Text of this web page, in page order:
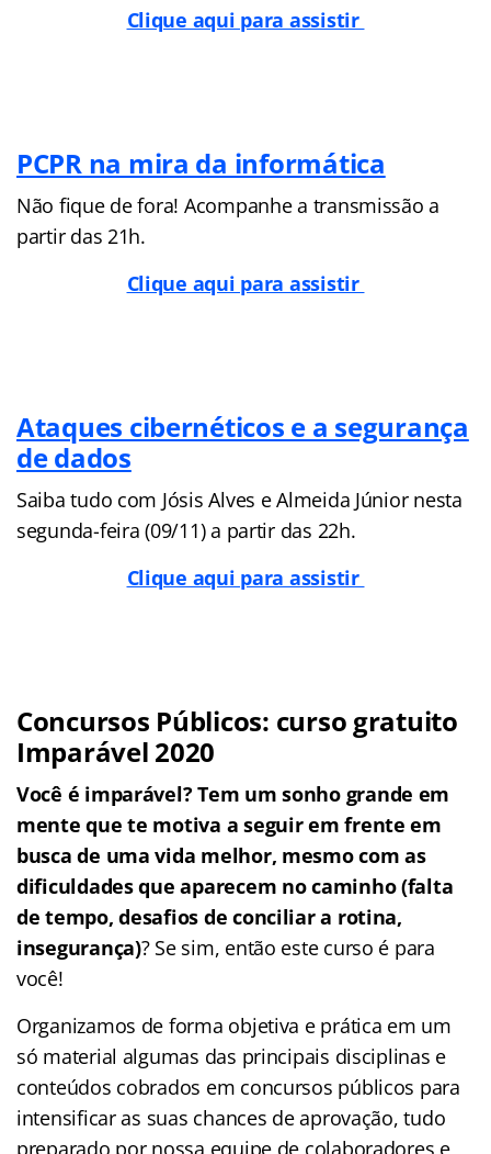
Clique aqui para assistir
PCPR na mira da informática
Não fique de fora! Acompanhe a transmissão a
partir das 21h.
Clique aqui para assistir
Ataques cibernéticos e a segurança
de dados
Saiba tudo com Jósis Alves e Almeida Júnior nesta
segunda-feira (09/11) a partir das 22h.
Clique aqui para assistir
Concursos Públicos: curso gratuito
Imparável 2020
Você é imparável? Tem um sonho grande em
mente que te motiva a seguir em frente em
busca de uma vida melhor, mesmo com as
dificuldades que aparecem no caminho (falta
de tempo, desafios de conciliar a rotina,
insegurança)? Se sim, então este curso é para
você!
Organizamos de forma objetiva e prática em um
só material algumas das principais disciplinas e
conteúdos cobrados em concursos públicos para
intensificar as suas chances de aprovação, tudo
preparado por nossa equipe de colaboradores e